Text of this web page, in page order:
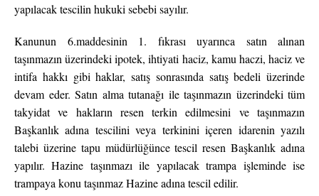
yapılacak tescilin hukuki sebebi sayılır.
Kanunun 6.maddesinin 1. fıkrası uyarınca satın alınan
taşınmazın üzerindeki ipotek, ihtiyati haciz, kamu haczi, haciz ve
intifa hakkı gibi haklar, satış sonrasında satış bedeli üzerinde
devam eder. Satın alma tutanağı ile taşınmazın üzerindeki tüm
takyidat ve hakların resen terkin edilmesini ve taşınmazın
Başkanlık adına tescilini veya terkinini içeren idarenin yazılı
talebi üzerine tapu müdürlüğünce tescil resen Başkanlık adına
yapılır. Hazine taşınmazı ile yapılacak trampa işleminde ise
trampaya konu taşınmaz Hazine adına tescil edilir.